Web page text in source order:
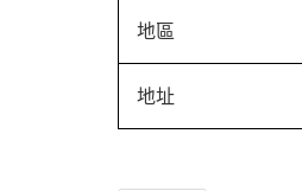
地區
地址